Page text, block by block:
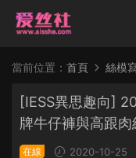
當前位置： 首頁 絲模
[IESS異思趣向]
牌牛仔褲與高跟肉
在線 2020-10-25